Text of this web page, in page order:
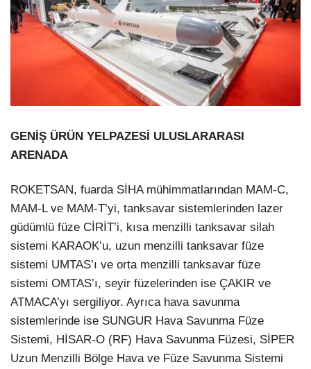
GENİŞ ÜRÜN YELPAZESİ ULUSLARARASI
ARENADA
ROKETSAN, fuarda SİHA mühimmatlarından MAM-C,
MAM-L ve MAM-T’yi, tanksavar sistemlerinden lazer
güdümlü füze CİRİT’i, kısa menzilli tanksavar silah
sistemi KARAOK’u, uzun menzilli tanksavar füze
sistemi UMTAS’ı ve orta menzilli tanksavar füze
sistemi OMTAS’ı, seyir füzelerinden ise ÇAKIR ve
ATMACA’yı sergiliyor. Ayrıca hava savunma
sistemlerinde ise SUNGUR Hava Savunma Füze
Sistemi, HİSAR-O (RF) Hava Savunma Füzesi, SİPER
Uzun Menzilli Bölge Hava ve Füze Savunma Sistemi